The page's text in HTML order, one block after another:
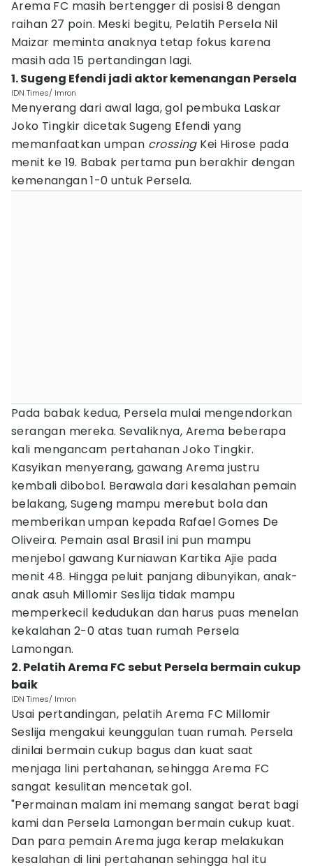
Arema FC masih bertengger di posisi 8 dengan
raihan 27 poin. Meski begitu, Pelatih Persela Nil
Maizar meminta anaknya tetap fokus karena
masih ada 15 pertandingan lagi.
1. Sugeng Efendi jadi aktor kemenangan Persela
IDN Times/ Imron
Menyerang dari awal laga, gol pembuka Laskar
Joko Tingkir dicetak Sugeng Efendi yang
memanfaatkan umpan crossingKei Hirose pada
menit ke 19. Babak pertama pun berakhir dengan
kemenangan 1-0 untuk Persela.
Pada babak kedua, Persela mulai mengendorkan
serangan mereka. Sevaliknya, Arema beberapa
kali mengancam pertahanan Joko Tingkir.
Kasyikan menyerang, gawang Arema justru
kembali dibobol. Berawala dari kesalahan pemain
belakang, Sugeng mampu merebut bola dan
memberikan umpan kepada Rafael Gomes De
Oliveira. Pemain asal Brasil ini pun mampu
menjebol gawang Kurniawan Kartika Ajie pada
menit 48. Hingga peluit panjang dibunyikan, anak-
anak asuh Millomir Seslija tidak mampu
memperkecil kedudukan dan harus puas menelan
kekalahan 2-0 atas tuan rumah Persela
Lamongan.
2. Pelatih Arema FC sebut Persela bermain cukup
baik
IDN Times/ Imron
Usai pertandingan, pelatih Arema FC Millomir
Seslija mengakui keunggulan tuan rumah. Persela
dinilai bermain cukup bagus dan kuat saat
menjaga lini pertahanan, sehingga Arema FC
sangat kesulitan mencetak gol.
"Permainan malam ini memang sangat berat bagi
kami dan Persela Lamongan bermain cukup kuat.
Dan para pemain Arema juga kerap melakukan
kesalahan di lini pertahanan sehingga hal itu